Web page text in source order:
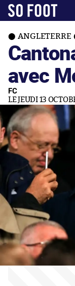
ANGLETERRE
avec
FC
LE JEUDI 13